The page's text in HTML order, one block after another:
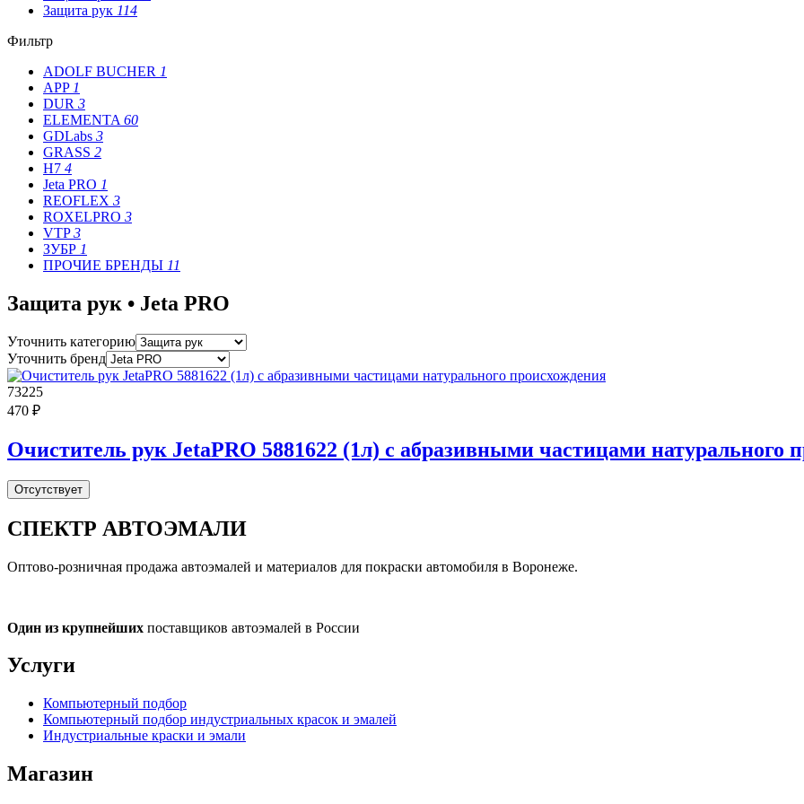
Защита рук 114
Фильтр
ADOLF BUCHER 1
APP 1
DUR 3
ELEMENTA 60
GDLabs 3
GRASS 2
H7 4
Jeta PRO 1
REOFLEX 3
ROXELPRO 3
VTP3
ЗУБР 1
ПРОЧИЕ БРЕНДЫ 11
Защита рук • Jeta PRO
Уточнить категорию
Уточнить бренд
73225
470 ₽
Очиститель рук JetaPRO 5881622 (1л) c абразивными частицами натурального
Отсутствует
СПЕКТР АВТОЭМАЛИ
Оптово-розничная продажа автоэмалей и материалов для покраски автомобиля в Воронеже.
Один из крупнейших поставщиков автоэмалей в России
Услуги
Компьютерный подбор
Компьютерный подбор индустриальных красок и эмалей
Индустриальные краски и эмали
Магазин